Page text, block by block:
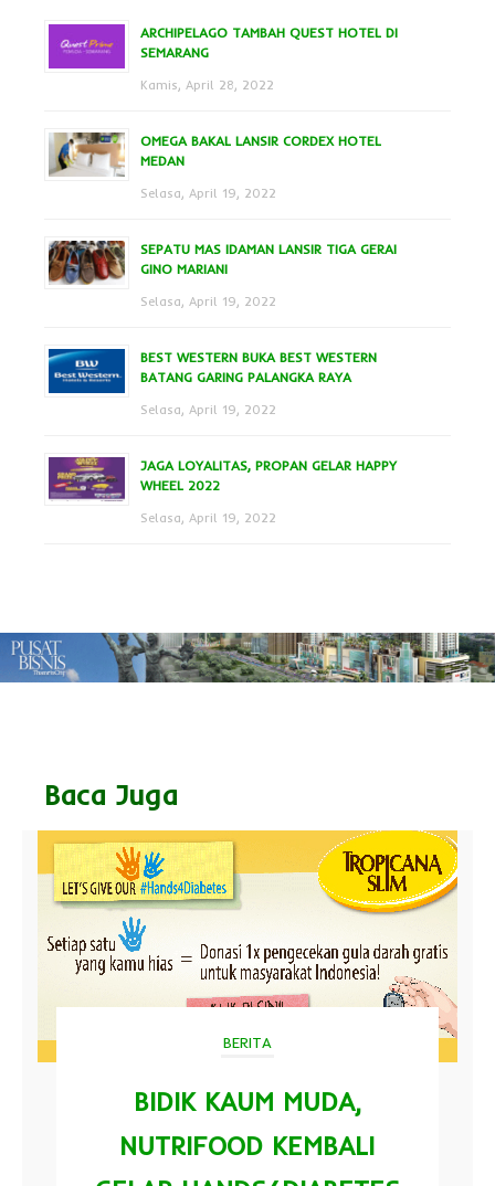
ARCHIPELAGO TAMBAH QUEST HOTEL DI
SEMARANG
Kamis, April 28, 2022
OMEGA BAKAL LANSIR CORDEX HOTEL
MEDAN
Selasa, April 19, 2022
SEPATU MAS IDAMAN LANSIR TIGA GERAI
GINO MARIANI
Selasa, April 19, 2022
BEST WESTERN BUKA BEST WESTERN
BATANG GARING PALANGKA RAYA
Selasa, April 19, 2022
JAGA LOYALITAS, PROPAN GELAR HAPPY
WHEEL 2022
Selasa, April 19, 2022
Baca Juga
BERITA
BIDIK KAUM MUDA,
NUTRIFOOD KEMBALI